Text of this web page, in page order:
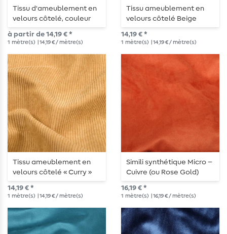
Tissu d'ameublement en
velours côtelé, couleur
Bleu pétrole
à partir de 14,19 € *
1 mètre(s) | 14,19 € / mètre(s)
Tissu ameublement en
velours côtelé Beige
14,19 € *
1 mètre(s) | 14,19 € / mètre(s)
Tissu ameublement en
velours côtelé « Curry »
14,19 € *
1 mètre(s) | 14,19 € / mètre(s)
Simili synthétique Micro –
Cuivre (ou Rose Gold)
16,19 € *
1 mètre(s) | 16,19 € / mètre(s)